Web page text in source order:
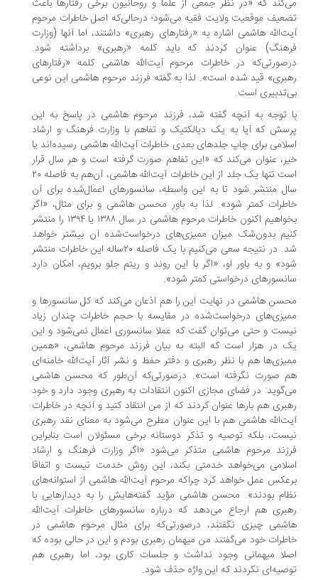
که «در نظر جمعی از علما و روحانیون برخی رفتارها باعث
موقعیت ولایت فقیه می‌شود؛ در‌حالی‌که اصل خاطرات مرحوم
هاشمی اشاره به «رفتارهای رهبری» داشتند، اما آنها (وزارت
عنوان کردند که باید کلمه «رهبری» برداشته شود.
در خاطرات مرحوم آیت‌الله هاشمی کلمه «رفتارهای
قید شده است». لذا به گفته فرزند مرحوم هاشمی این نوعی
است.
توجه به آنچه گفته شد، فرزند مرحوم هاشمی در پاسخ به این
که آیا به یک دیالکتیک و تفاهم با وزارت فرهنگ و ارشاد
برای چاپ جلدهای بعدی خاطرات آیت‌الله هاشمی رسیده‌اند یا
عنوان می‌کند که «این تفاهم صورت گرفته است و هر سال قرار
است تنها یک جلد از این خاطرات آیت‌الله هاشمی، آن‌هم به فاصله ۲۰
منتشر شود تا به این واسطه، سانسورهای اعمال‌شده برای آن
کمتر شود». لذا به باور محسن هاشمی و برای مثال، «اگر
بخواهیم اکنون خاطرات مرحوم هاشمی در سال ۱۳۸۸ یا ۱۳۹۴ را منتشر
بدون‌شک میزان ممیزی‌های درخواست‌شده آن بیشتر خواهد
شد. در نتیجه سعی می‌کنیم با یک فاصله ۲۰‌ساله این خاطرات منتشر
و به باور او، «اگر با این روند و ریتم جلو برویم، امکان دارد
درخواستی کمتر شود».
هاشمی در نهایت این را هم اذعان می‌کند که کل سانسورها و
درخواست‌شده در مقایسه با حجم خاطرات چندان زیاد
و حتی می‌توان گفت که عملا سانسوری اعمال نمی‌شود و این
در هزار است که البته به بیان فرزند مرحوم هاشمی، «همین
هم با نظر رهبری و دفتر حفظ و نشر آثار آیت‌الله خامنه‌ای
صورت نگرفته است». در‌صورتی‌که آن‌طور که محسن هاشمی
در فضای مجازی اکنون انتقادات به رهبری وجود دارد و خود
هم بارها عنوان کردند که از من انتقاد کنید و آنچه در خاطرات
هاشمی هم با این عنوان مطرح می‌شود به معنای نقد رهبری
بلکه توصیه و تذکر دوستانه برخی مسئولان است بنابراین
مرحوم هاشمی متذکر می‌شود «اگر وزارت فرهنگ و ارشاد
می‌خواهد خدمتی بکند، این روش خدمت نیست و اتفاقا
عمل خواهد کرد چراکه مرحوم آیت‌الله هاشمی از استوانه‌های
بودند». محسن هاشمی مؤید گفته‌هایش را به دیدارهایی با
هم ارجاع می‌دهد که درباره سانسورهای خاطرات آیت‌الله
چیزی نگفتند، در‌صورتی‌که برای مثال مرحوم هاشمی در
خود می‌گفتند من میهمان رهبری بودم و این در حالی بوده که
میهمانی وجود نداشت و جلسات کاری بود، اما رهبری هم
نکردند که این واژه حذف شود.